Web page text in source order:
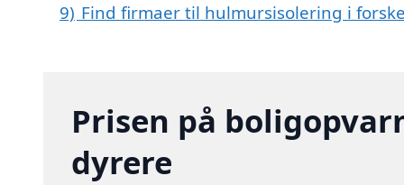
9) Find firmaer til hulmursisolering i
Prisen på
dyrere